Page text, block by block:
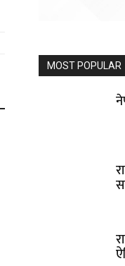
MOST POPULAR